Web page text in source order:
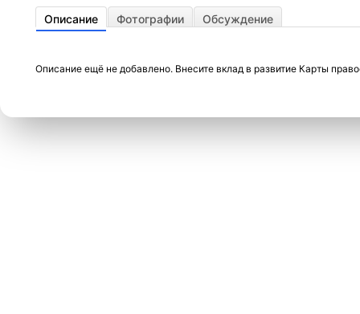
Описание Фотографии Обсуждение
Описание ещё не добавлено. Внесите вклад в развитие Карты